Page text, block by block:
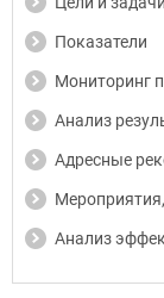
Показатели
Мониторинг
Анализ
Адресные
Анализ